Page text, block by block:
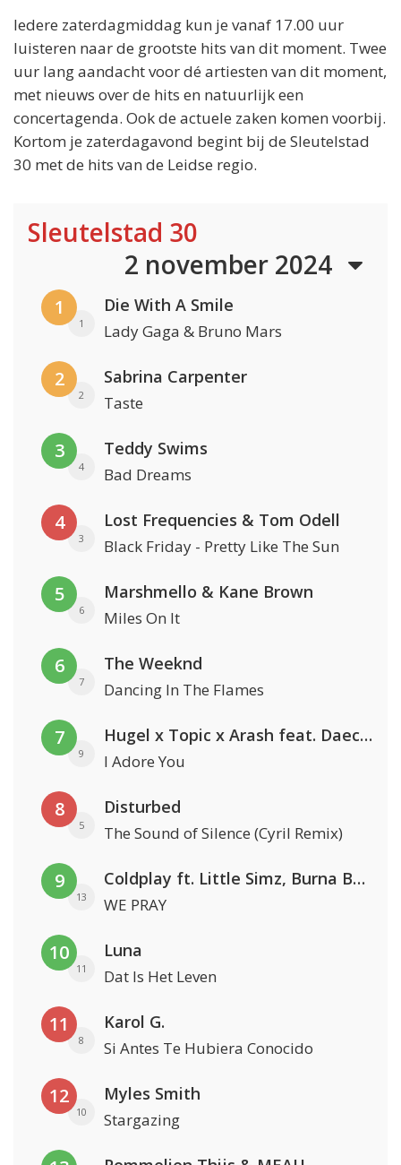
Iedere zaterdagmiddag kun je vanaf 17.00 uur
luisteren naar de grootste hits van dit moment. Twee
uur lang aandacht voor dé artiesten van dit moment,
met nieuws over de hits en natuurlijk een
concertagenda. Ook de actuele zaken komen voorbij.
Kortom je zaterdagavond begint bij de Sleutelstad
30 met de hits van de Leidse regio.
Sleutelstad 30
2 november 2024
1
1
Die With A Smile
Lady Gaga & Bruno Mars
2
2
Sabrina Carpenter
Taste
3
4
Teddy Swims
Bad Dreams
4
3
Lost Frequencies & Tom Odell
Black Friday - Pretty Like The Sun
5
6
Marshmello & Kane Brown
Miles On It
6
7
The Weeknd
Dancing In The Flames
7
9
Hugel x Topic x Arash feat. Daecolm
I Adore You
8
5
Disturbed
The Sound of Silence (Cyril Remix)
9
13
Coldplay ft. Little Simz, Burna Boy, Elyanna & Tini
WE PRAY
10
11
Luna
Dat Is Het Leven
11
8
Karol G.
Si Antes Te Hubiera Conocido
12
10
Myles Smith
Stargazing